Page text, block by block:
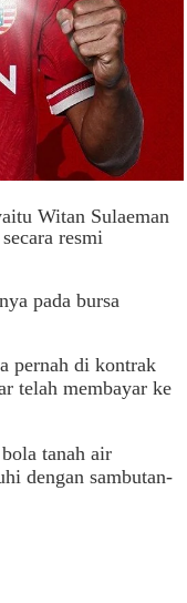
Witan Sulaeman
resmi
pada bursa
pernah di kontrak
telah membayar ke
tanah air
dengan sambutan-